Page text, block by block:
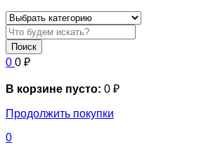
Поиск
0 0 ₽
В корзине пусто: 0 ₽
Продолжить покупки
0